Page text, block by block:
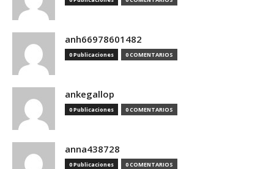
anh66978601482
0 Publicaciones 0 COMENTARIOS
ankegallop
0 Publicaciones 0 COMENTARIOS
anna438728
0 Publicaciones 0 COMENTARIOS